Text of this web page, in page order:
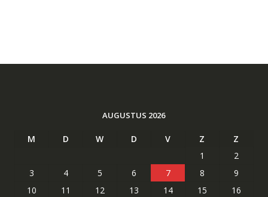
AUGUSTUS 2026
M D W D V Z
Z
1
2
3
4 5 6 7 8
9
10
11 12 13 14 15
16